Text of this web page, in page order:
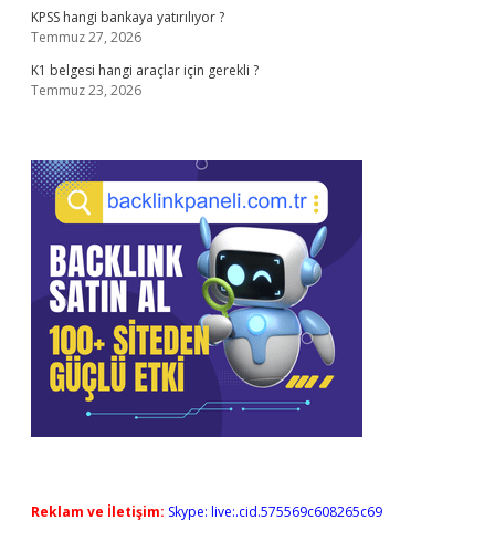
KPSS hangi bankaya yatırılıyor ?
Temmuz 27, 2026
K1 belgesi hangi araçlar için gerekli ?
Temmuz 23, 2026
Reklam ve İletişim: Skype: live:.cid.575569c608265c69